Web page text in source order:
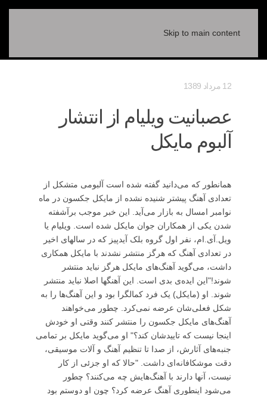
Skip to main content
12 مرداد 1389
عصبانیت ویلیام از انتشار
آلبوم مایکل
همانطور که می‌دانید گفته شده است آلبومی متشکل از
تعدادی آهنگ پیشتر شنیده نشده از مایکل جکسون در ماه
نوامبر امسال به بازار می‌آید. این خبر موجب برآشفته
شدن یکی از همکاران جوان مایکل شده است. ویلیام یا
ویل.آی.ام، نفر اول گروه بلک ‌آیدپیز که در سالهای اخیر
در تعدادی آهنگ که هرگز منتشر نشدند با مایکل همکاری
داشت، می‌گوید آهنگ‌های مایکل هرگز نباید منتشر
شوند!"این ایده‌ی بدی است. این آهنگها اصلا نباید منتشر
شوند. او (مایکل) یک فرد کمالگرا بود و این آهنگ‌ها را به
شکل فعلی‌شان عرضه نمی‌کرد. چطور می‌خواهند
آهنگ‌های مایکل جکسون را منتشر کنند وقتی او خودش
اینجا نیست که تاییدشان کند؟" او می‌گوید مایکل بر تمامی
جنبه‌های آثارش، از صدا تا تنظیم آهنگ و آلات موسیقی،
دقت موشکافانه‌ای داشت. "حالا که او جزئی از کار
نیست، آنها دارند با آهنگ‌هایش چه می‌کنند؟ چطور
می‌شود اینطوری آهنگ عرضه کرد؟ چون او دوستم بود